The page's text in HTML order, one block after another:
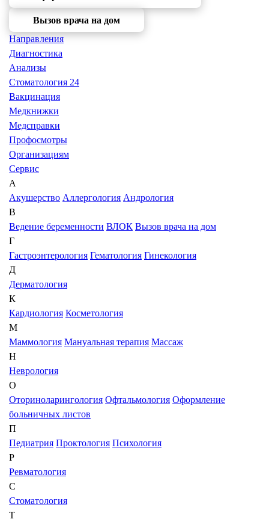
Вызов врача на дом
Направления
Диагностика
Анализы
Стоматология 24
Вакцинация
Медкнижки
Медсправки
Профосмотры
Организациям
Сервис
А
Акушерство Аллергология Андрология
В
Ведение беременности ВЛОК Вызов врача на дом
Г
Гастроэнтерология Гематология Гинекология
Д
Дерматология
К
Кардиология Косметология
М
Маммология Мануальная терапия Массаж
Н
Неврология
О
Оториноларингология Офтальмология Оформление
больничных листов
П
Педиатрия Проктология Психология
Р
Ревматология
С
Стоматология
Т